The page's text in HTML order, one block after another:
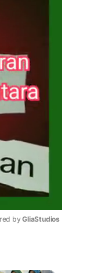
by GliaStudios